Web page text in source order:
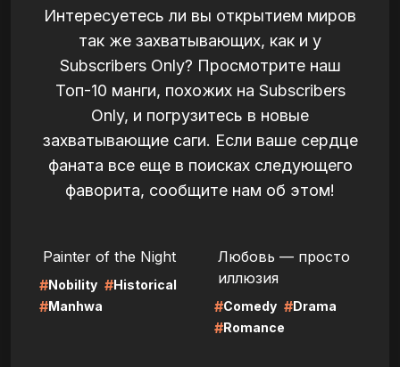
Интересуетесь ли вы открытием миров
так же захватывающих, как и у
Subscribers Only? Просмотрите наш
Топ-10 манги, похожих на Subscribers
Only, и погрузитесь в новые
захватывающие саги. Если ваше сердце
фаната все еще в поисках следующего
фаворита, сообщите нам об этом!
Painter of the Night
#Nobility #Historical
#Manhwa
Любовь — просто
иллюзия
#Comedy #Drama
#Romance